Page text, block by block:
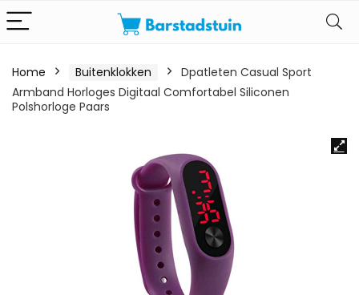
Home Buitenklokken
Dpatleten Casual Sport
Armband Horloges Digitaal Comfortabel Siliconen
Polshorloge Paars